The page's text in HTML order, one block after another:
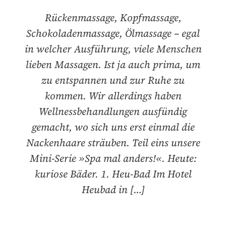
Rückenmassage, Kopfmassage,
Schokoladenmassage, Ölmassage – egal
in welcher Ausführung, viele Menschen
lieben Massagen. Ist ja auch prima, um
zu entspannen und zur Ruhe zu
kommen. Wir allerdings haben
Wellnessbehandlungen ausfündig
gemacht, wo sich uns erst einmal die
Nackenhaare sträuben. Teil eins unsere
Mini-Serie »Spa mal anders!«. Heute:
kuriose Bäder. 1. Heu-Bad Im Hotel
Heubad in […]